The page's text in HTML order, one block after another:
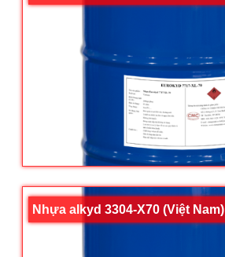
Nhựa alkyd 3304-X70 (Việt Nam)